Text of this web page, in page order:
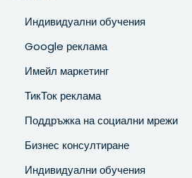
Индивидуални обучения
Google реклама
Имейл маркетинг
ТикТок реклама
Поддръжка на социални мрежи
Бизнес консултиране
Индивидуални обучения